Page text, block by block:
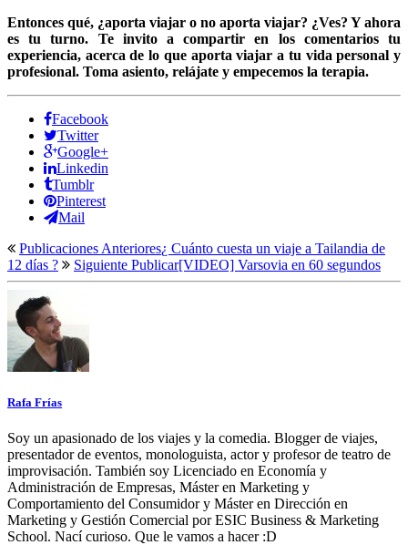
Entonces qué, ¿aporta viajar o no aporta viajar? ¿Ves? Y ahora
es tu turno. Te invito a compartir en los comentarios tu
experiencia, acerca de lo que aporta viajar a tu vida personal y
profesional. Toma asiento, relájate y empecemos la terapia.
Facebook
Twitter
Google+
Linkedin
Tumblr
Pinterest
Mail
Publicaciones Anteriores¿ Cuánto cuesta un viaje a Tailandia de
12 días ?
Siguiente Publicar[VIDEO] Varsovia en 60 segundos
Rafa Frías
Soy un apasionado de los viajes y la comedia. Blogger de viajes,
presentador de eventos, monologuista, actor y profesor de teatro de
improvisación. También soy Licenciado en Economía y
Administración de Empresas, Máster en Marketing y
Comportamiento del Consumidor y Máster en Dirección en
Marketing y Gestión Comercial por ESIC Business & Marketing
School. Nací curioso. Que le vamos a hacer :D